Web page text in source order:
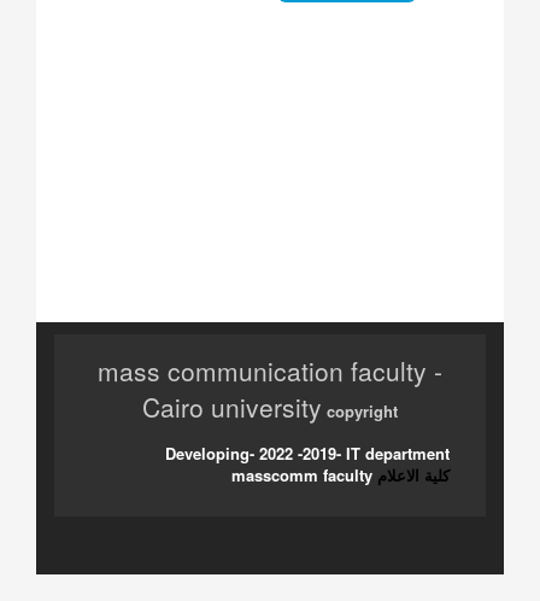
mass communication faculty -
Cairo university copyright
Developing- 2022 -2019- IT department
masscomm faculty كلية الاعلام